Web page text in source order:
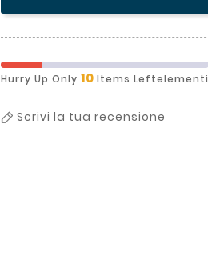
Hurry Up Only 10 Items Leftelementi
Scrivi la tua recensione